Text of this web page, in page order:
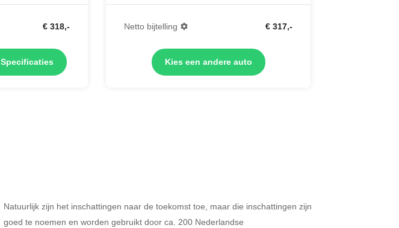
€ 318,-
Specificaties
Netto bijtelling € 317,-
Kies een andere auto
Merken op basis van segment
Natuurlijk zijn het inschattingen naar de toekomst toe, maar die inschattingen zijn
goed te noemen en worden gebruikt door ca. 200 Nederlandse